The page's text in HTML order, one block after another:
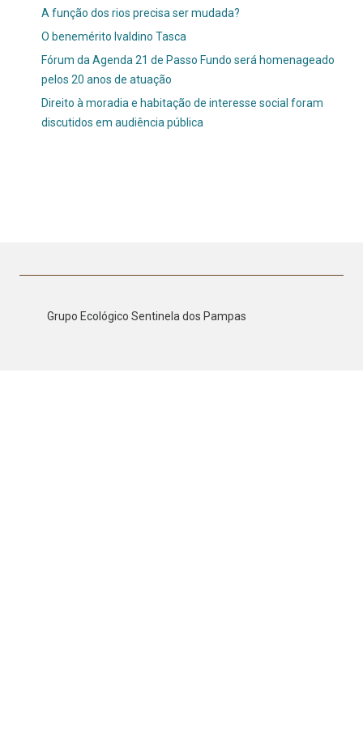
A função dos rios precisa ser mudada?
O benemérito Ivaldino Tasca
Fórum da Agenda 21 de Passo Fundo será homenageado
pelos 20 anos de atuação
Direito à moradia e habitação de interesse social foram
discutidos em audiência pública
Grupo Ecológico Sentinela dos Pampas